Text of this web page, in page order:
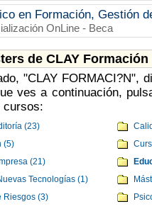
en Formación, Gestión
OnLine - Beca
de CLAY Formación
"CLAY FORMACI?N",
ves a continuación,
cursos:
(23)
(5)
(21)
Tecnologías (1)
Riesgos (3)